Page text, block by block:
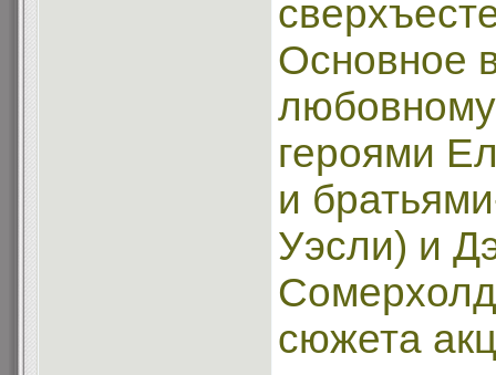
Основное
героями
и
Уэсли) и
сюжета